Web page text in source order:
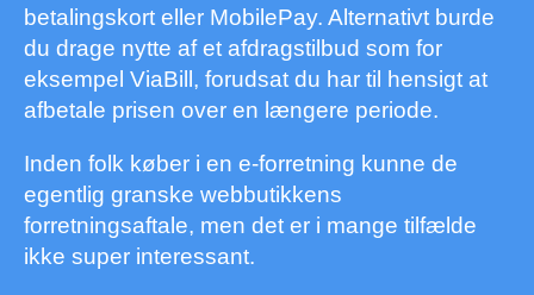
betalingskort eller MobilePay. Alternativt burde
du drage nytte af et afdragstilbud som for
eksempel ViaBill, forudsat du har til hensigt at
afbetale prisen over en længere periode.
Inden folk køber i en e-forretning kunne de
egentlig granske webbutikkens
forretningsaftale, men det er i mange tilfælde
ikke super interessant.